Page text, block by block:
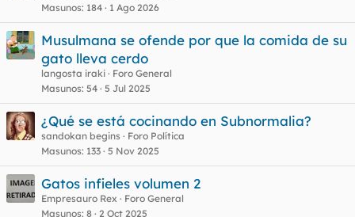
Masunos 184 1 Ago 2026
Musulmana se ofende por que la comida de su
gato lleva cerdo
langosta iraki
Foro General
Masunos 54 5 Jul 2025
¿Qué se está cocinando en Subnormalia?
sandokan begins
Foro Política
Masunos 133 5 Nov 2025
Gatos infieles volumen 2
Empresauro Rex
Foro General
Masunos 8 2 Oct 2025